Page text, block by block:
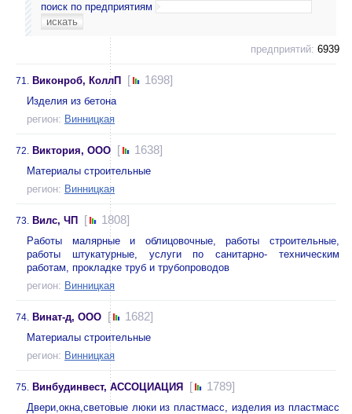
поиск по предприятиям
предприятий: 6939
71. Виконроб, КоллП [ 1698]
Изделия из бетона
регион: Винницкая
72. Виктория, ООО [ 1638]
Материалы строительные
регион: Винницкая
73. Вилс, ЧП [ 1808]
Работы малярные и облицовочные, работы строительные,
работы штукатурные, услуги по санитарно- техническим
работам, прокладке труб и трубопроводов
регион: Винницкая
74. Винат-д, ООО [ 1682]
Материалы строительные
регион: Винницкая
75. Винбудинвест, АССОЦИАЦИЯ [ 1789]
Двери,окна,световые люки из пластмасс, изделия из пластмасс